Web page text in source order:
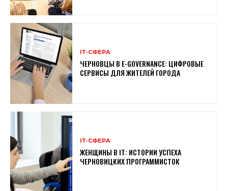
ІТ-СФЕРА
ЧЕРНОВЦЫ В E-GOVERNANCE: ЦИФРОВЫЕ
СЕРВИСЫ ДЛЯ ЖИТЕЛЕЙ ГОРОДА
ІТ-СФЕРА
ЖЕНЩИНЫ В ІТ: ИСТОРИИ УСПЕХА
ЧЕРНОВИЦКИХ ПРОГРАММИСТОК